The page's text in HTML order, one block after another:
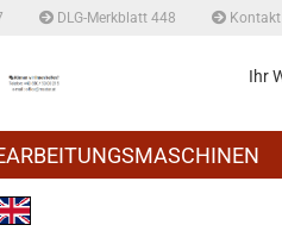
DLG-Merkblatt 448 Kontakt
Ihr